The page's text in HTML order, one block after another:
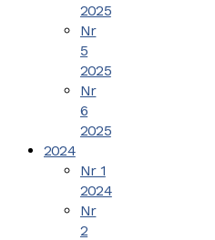
2025
Nr
5
2025
Nr
6
2025
2024
Nr 1
2024
Nr
2